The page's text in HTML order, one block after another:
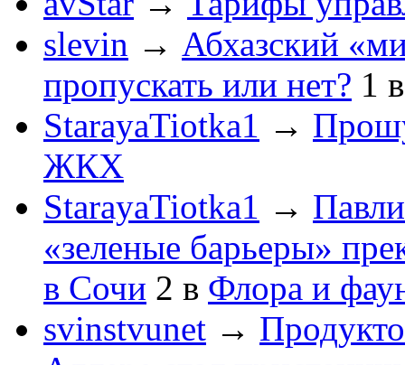
slevin → Абхазский
пропускать или нет? 1
StarayaTiotka1 →
ЖКХ
StarayaTiotka1 →
«зеленые барьеры»
в Сочи 2 в Флора и
svinstvunet →